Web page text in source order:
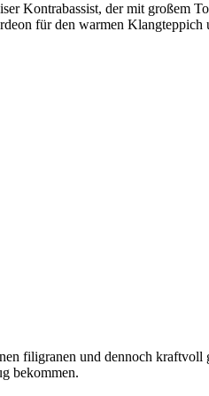
Kontrabassist, der mit großem
für den warmen Klangteppich
filigranen und dennoch kraftvoll
bekommen.